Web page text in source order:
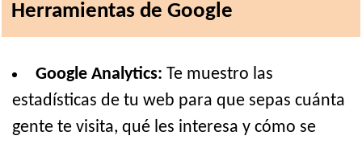
Herramientas de Google
Google Analytics: Te muestro las
estadísticas de tu web para que sepas cuánta
gente te visita, qué les interesa y cómo se